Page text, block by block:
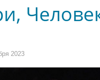
2023